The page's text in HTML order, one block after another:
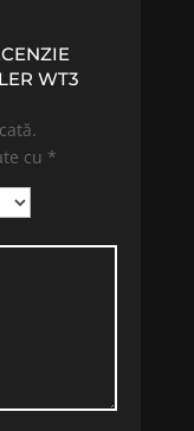
WT3
cu *